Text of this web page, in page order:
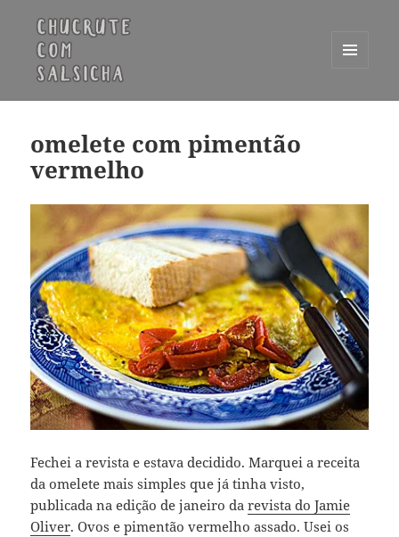
WIDGETS
omelete com pimentão
vermelho
Fechei a revista e estava decidido. Marquei a receita
da omelete mais simples que já tinha visto,
publicada na edição de janeiro darevista do Jamie
Oliver. Ovos e pimentão vermelho assado. Usei os